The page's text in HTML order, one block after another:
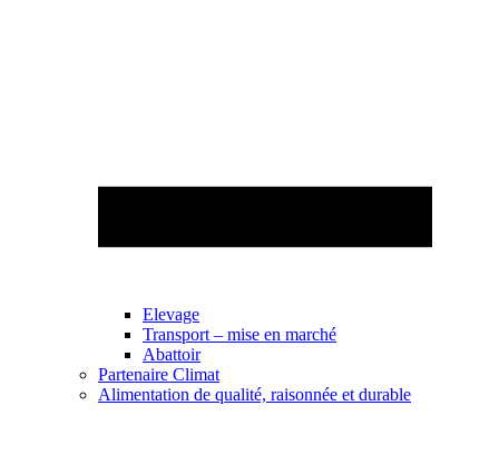
Elevage
Transport – mise en marché
Abattoir
Partenaire Climat
Alimentation de qualité, raisonnée et durable